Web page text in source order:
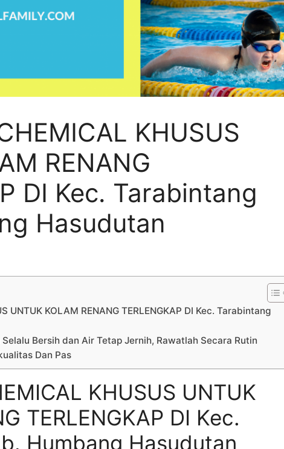
KHUSUS
RENANG
DI Kec. Tarabintang
Hasudutan
UNTUK KOLAM RENANG TERLENGKAP DI Kec. Tarabintang
Bersih dan Air Tetap Jernih, Rawatlah Secara Rutin
Dan Pas
KHUSUS UNTUK
TERLENGKAP DI Kec.
Humbang Hasudutan